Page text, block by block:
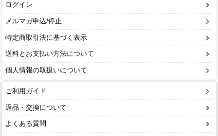
ログイン
メルマガ申込/停止
特定商取引法に基づく表示
送料とお支払い方法について
個人情報の取扱いについて
ご利用ガイド
返品・交換について
よくある質問